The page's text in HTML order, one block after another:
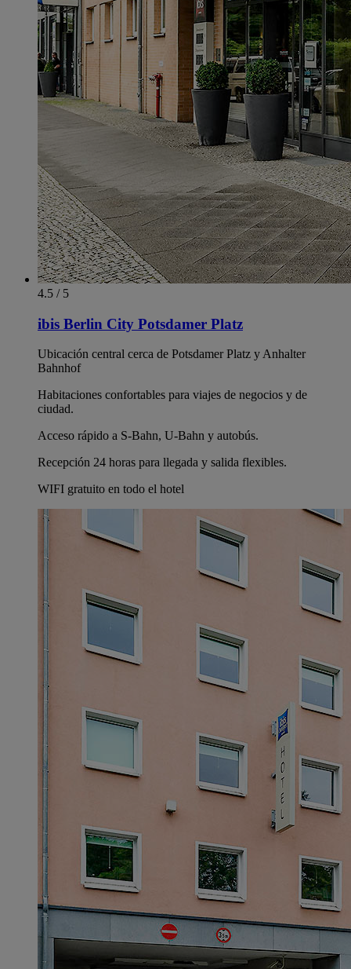
4.5 / 5
ibis Berlin City Potsdamer Platz
Ubicación central cerca de Potsdamer Platz y Anhalter
Bahnhof
Habitaciones confortables para viajes de negocios y de
ciudad.
Acceso rápido a S-Bahn, U-Bahn y autobús.
Recepción 24 horas para llegada y salida flexibles.
WIFI gratuito en todo el hotel